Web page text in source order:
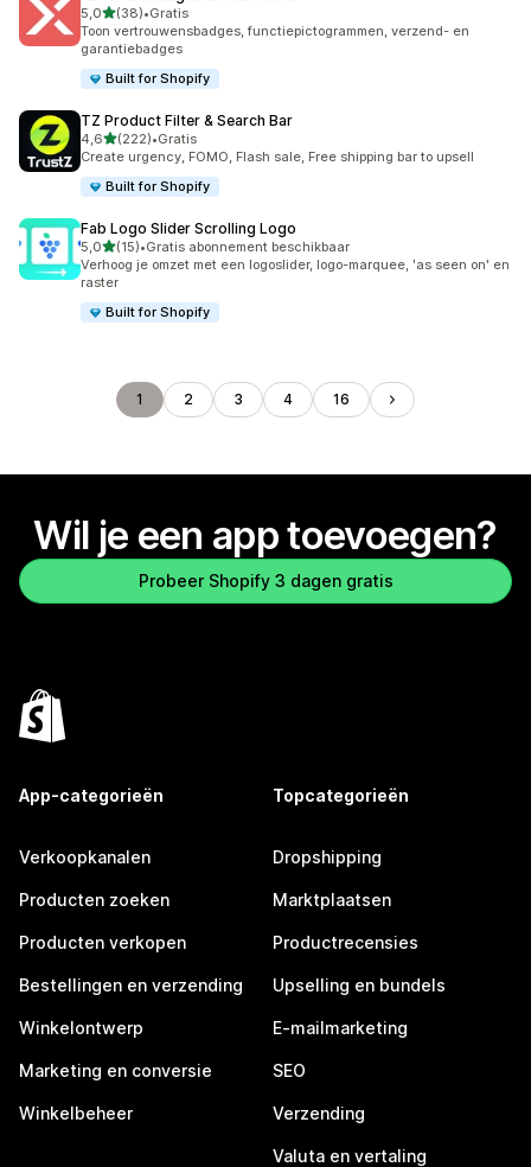
5,0van 5 sterren
(38)
38 recensies in totaal
•Gratis
Toon vertrouwensbadges, functiepictogrammen, verzend- en
garantiebadges
Built for Shopify
TZ Product Filter & Search Bar
4,6van 5 sterren
(222)
222 recensies in totaal
•Gratis
Create urgency, FOMO, Flash sale, Free shipping bar to upsell
Built for Shopify
Fab Logo Slider Scrolling Logo
5,0van 5 sterren
(15)
15 recensies in totaal
•Gratis abonnement beschikbaar
Verhoog je omzet met een logoslider, logo-marquee, 'as seen on' en
raster
Built for Shopify
1 2 3 4 16
Wil je een app toevoegen?
Probeer Shopify 3 dagen gratis
App-categorieën
Verkoopkanalen
Producten zoeken
Producten verkopen
Bestellingen en verzending
Winkelontwerp
Marketing en conversie
Winkelbeheer
Topcategorieën
Dropshipping
Marktplaatsen
Productrecensies
Upselling en bundels
E-mailmarketing
SEO
Verzending
Valuta en vertaling